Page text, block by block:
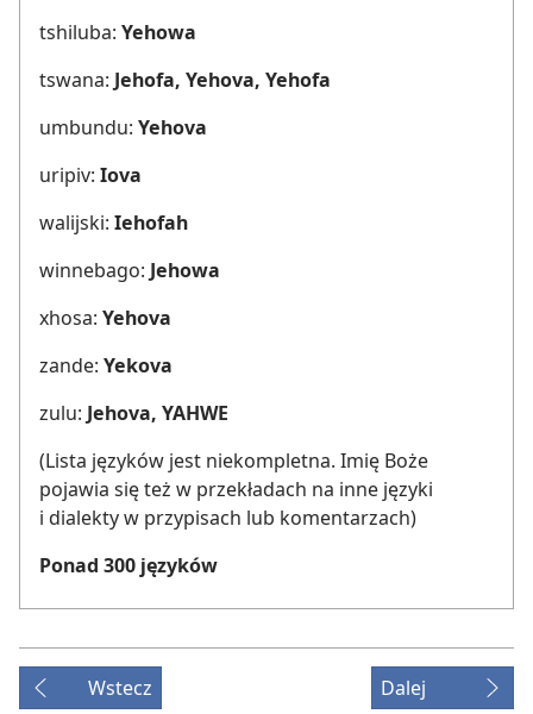
tshiluba: Yehowa
tswana: Jehofa, Yehova, Yehofa
umbundu: Yehova
uripiv: Iova
walijski: Iehofah
winnebago: Jehowa
xhosa: Yehova
zande: Yekova
zulu: Jehova, YAHWE
(Lista języków jest niekompletna. Imię Boże
pojawia się też w przekładach na inne języki
i dialekty w przypisach lub komentarzach)
Ponad 300 języków
Wstecz Dalej